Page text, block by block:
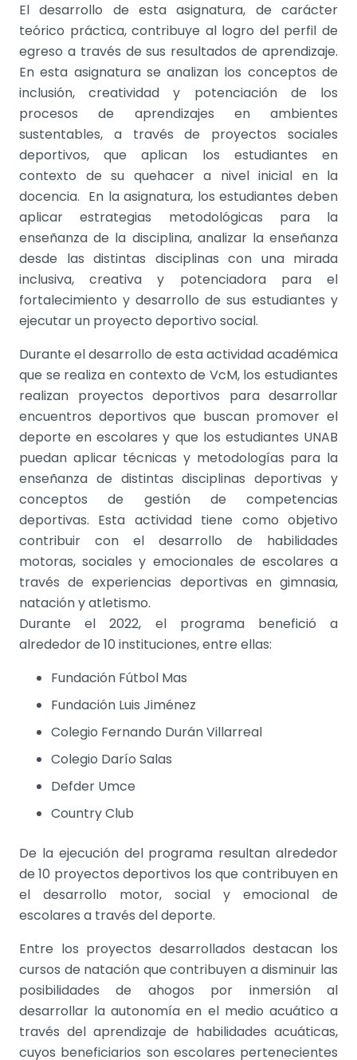
El desarrollo de esta asignatura, de carácter
teórico práctica, contribuye al logro del perfil de
egreso a través de sus resultados de aprendizaje.
En esta asignatura se analizan los conceptos de
inclusión, creatividad y potenciación de los
procesos de aprendizajes en ambientes
sustentables, a través de proyectos sociales
deportivos, que aplican los estudiantes en
contexto de su quehacer a nivel inicial en la
docencia. En la asignatura, los estudiantes deben
aplicar estrategias metodológicas para la
enseñanza de la disciplina, analizar la enseñanza
desde las distintas disciplinas con una mirada
inclusiva, creativa y potenciadora para el
fortalecimiento y desarrollo de sus estudiantes y
ejecutar un proyecto deportivo social.
Durante el desarrollo de esta actividad académica
que se realiza en contexto de VcM, los estudiantes
realizan proyectos deportivos para desarrollar
encuentros deportivos que buscan promover el
deporte en escolares y que los estudiantes UNAB
puedan aplicar técnicas y metodologías para la
enseñanza de distintas disciplinas deportivas y
conceptos de gestión de competencias
deportivas. Esta actividad tiene como objetivo
contribuir con el desarrollo de habilidades
motoras, sociales y emocionales de escolares a
través de experiencias deportivas en gimnasia,
natación y atletismo.
Durante el 2022, el programa benefició a
alrededor de 10 instituciones, entre ellas:
Fundación Fútbol Mas
Fundación Luis Jiménez
Colegio Fernando Durán Villarreal
Colegio Darío Salas
Defder Umce
Country Club
De la ejecución del programa resultan alrededor
de 10 proyectos deportivos los que contribuyen en
el desarrollo motor, social y emocional de
escolares a través del deporte.
Entre los proyectos desarrollados destacan los
cursos de natación que contribuyen a disminuir las
posibilidades de ahogos por inmersión al
desarrollar la autonomía en el medio acuático a
través del aprendizaje de habilidades acuáticas,
cuyos beneficiarios son escolares pertenecientes